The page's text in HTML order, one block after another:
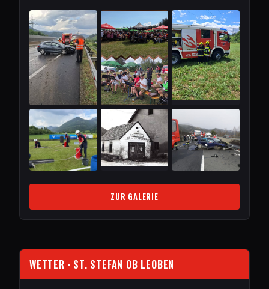
ZUR GALERIE
WETTER · ST. STEFAN OB LEOBEN